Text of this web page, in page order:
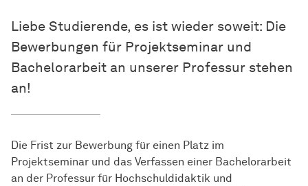
Liebe Studierende, es ist wieder soweit: Die
Bewerbungen für Projektseminar und
Bachelorarbeit an unserer Professur stehen
an!
Die Frist zur Bewerbung für einen Platz im
Projektseminar und das Verfassen einer Bachelorarbeit
an der Professur für Hochschuldidaktik und